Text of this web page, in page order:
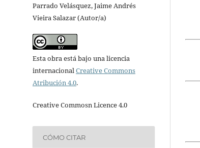
Parrado Velásquez, Jaime Andrés
Vieira Salazar (Autor/a)
Esta obra está bajo una licencia
internacionalCreative Commons
Atribución 4.0.
Creative Commosn Licence 4.0
CÓMO CITAR